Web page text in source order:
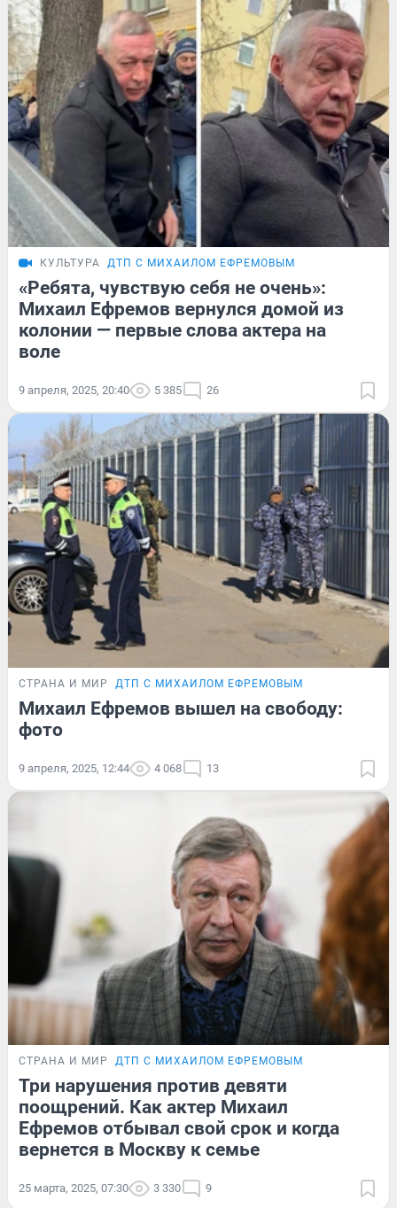
КУЛЬТУРА ДТП С МИХАИЛОМ ЕФРЕМОВЫМ
«Ребята, чувствую себя не очень»:
Михаил Ефремов вернулся домой из
колонии — первые слова актера на
воле
9 апреля, 2025, 20:40 5 385 26
СТРАНА И МИР ДТП С МИХАИЛОМ ЕФРЕМОВЫМ
Михаил Ефремов вышел на свободу:
фото
9 апреля, 2025, 12:44 4 068 13
СТРАНА И МИР ДТП С МИХАИЛОМ ЕФРЕМОВЫМ
Три нарушения против девяти
поощрений. Как актер Михаил
Ефремов отбывал свой срок и когда
вернется в Москву к семье
25 марта, 2025, 07:30 3 330 9